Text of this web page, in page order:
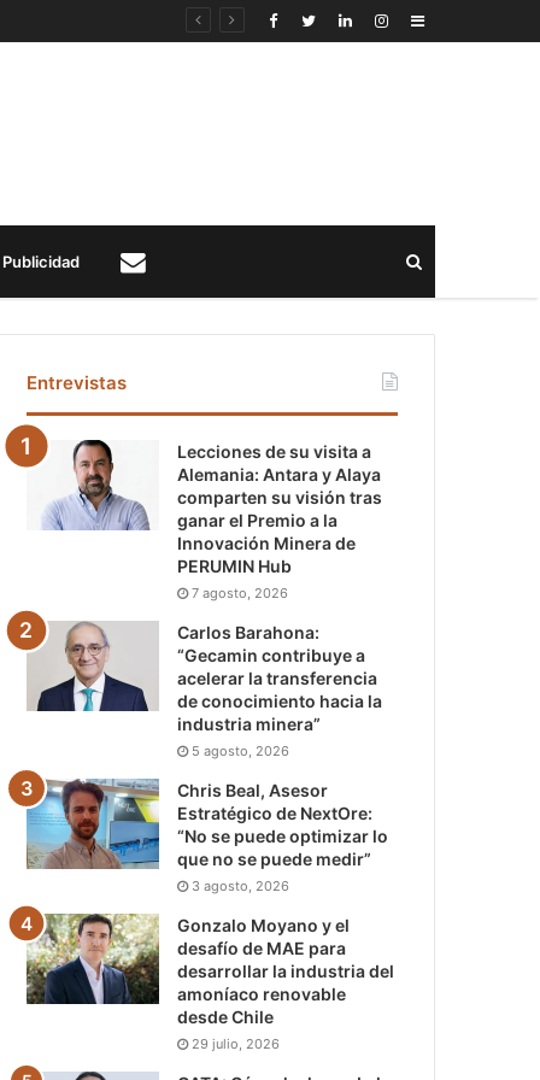
Sidebar
Publicidad
Entrevistas
Lecciones de su visita a
Alemania: Antara y Alaya
comparten su visión tras
ganar el Premio a la
Innovación Minera de
PERUMIN Hub
7 agosto, 2026
Carlos Barahona:
“Gecamin contribuye a
acelerar la transferencia
de conocimiento hacia la
industria minera”
5 agosto, 2026
Chris Beal, Asesor
Estratégico de NextOre:
“No se puede optimizar lo
que no se puede medir”
3 agosto, 2026
Gonzalo Moyano y el
desafío de MAE para
desarrollar la industria del
amoníaco renovable
desde Chile
29 julio, 2026